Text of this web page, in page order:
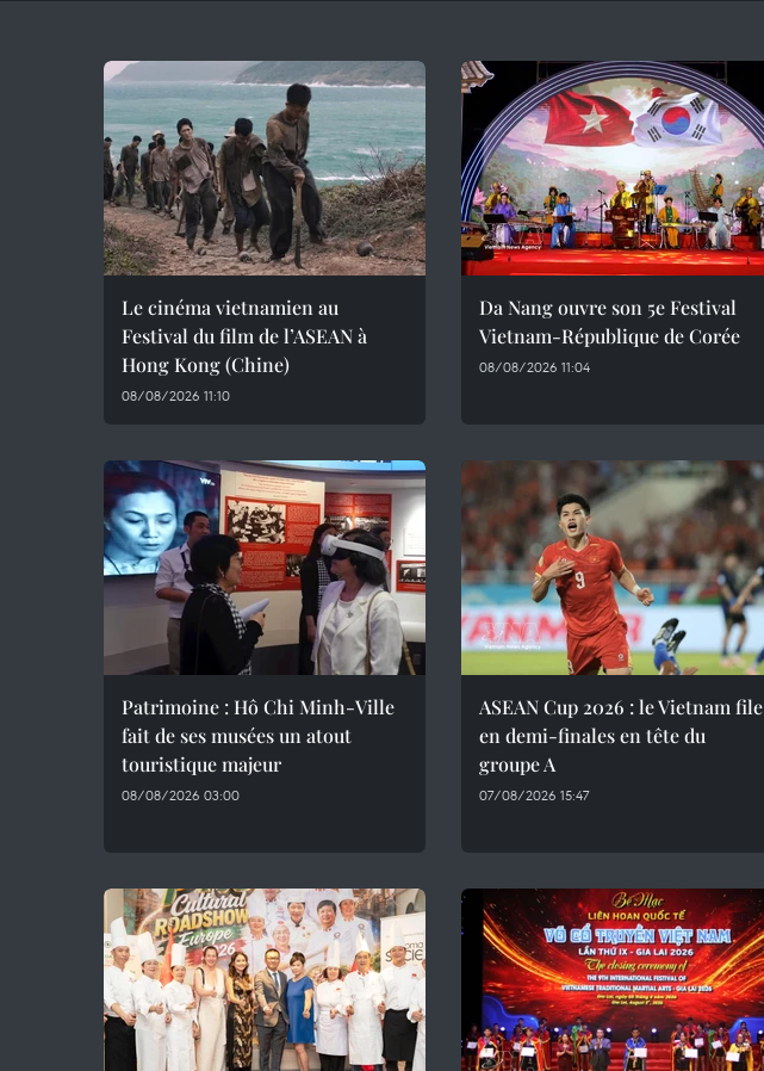
Le cinéma vietnamien au
Festival du film de l’ASEAN à
Hong Kong (Chine)
08/08/2026 11:10
Da Nang ouvre son 5e Festival
Vietnam-République de Corée
08/08/2026 11:04
Patrimoine : Hô Chi Minh-Ville
fait de ses musées un atout
touristique majeur
08/08/2026 03:00
ASEAN Cup 2026 : le Vietnam file
en demi-finales en tête du
groupe A
07/08/2026 15:47